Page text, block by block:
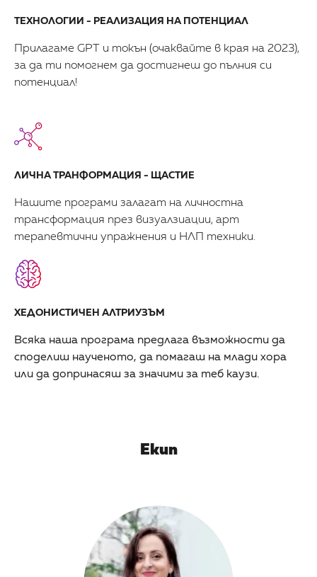
ТЕХНОЛОГИИ - РЕАЛИЗАЦИЯ НА ПОТЕНЦИАЛ
Прилагаме GPT и токън (очаквайте в края на 2023),
за да ти помогнем да достигнеш до пълния си
потенциал!
ЛИЧНА ТРАНФОРМАЦИЯ - ЩАСТИЕ
Нашите програми залагат на личностна
трансформация през визуалзиации, арт
терапевтични упражнения и НЛП техники.
ХЕДОНИСТИЧЕН АЛТРИУЗЪМ
Всяка наша програма предлага възможности да
споделиш наученото, да помагаш на млади хора
или да допринасяш за значими за теб каузи.
Екип